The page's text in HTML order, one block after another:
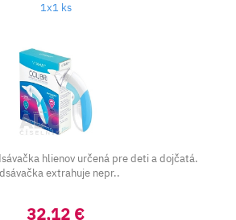
1x1 ks
hlienov určená pre deti a dojčatá.
extrahuje nepr..
32,12 €